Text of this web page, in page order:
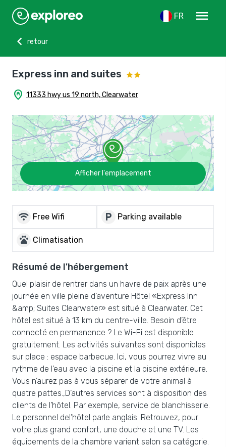
FR
menu
chevron_left
retour
Express inn and suites
home_pin 11333 hwy us 19 north, Clearwater
Afficher l'emplacement
wifi Free Wifi local_parking Parking available
pets Climatisation
Résumé de l'hébergement
Quel plaisir de rentrer dans un havre de paix après une
journée en ville pleine d’aventure Hôtel «Express Inn
&amp; Suites Clearwater» est situé à Clearwater. Cet
hôtel est situé à 13 km du centre-ville. Besoin d’être
connecté en permanence ? Le Wi-Fi est disponible
gratuitement. Les activités suivantes sont disponibles
sur place : espace barbecue. Ici, vous pourrez vivre au
rythme de l’eau avec la piscine et la piscine extérieure.
Vous n’aurez pas à vous séparer de votre animal à
quatre pattes.,D’autres services sont à disposition des
clients de l’hôtel. Par exemple, service de blanchisserie.
Le personnel del’hôtel parle anglais. Retrouvez, pour
votre plus grand confort, une douche et une TV. Les
équipements de la chambre varient selon sa catégorie.